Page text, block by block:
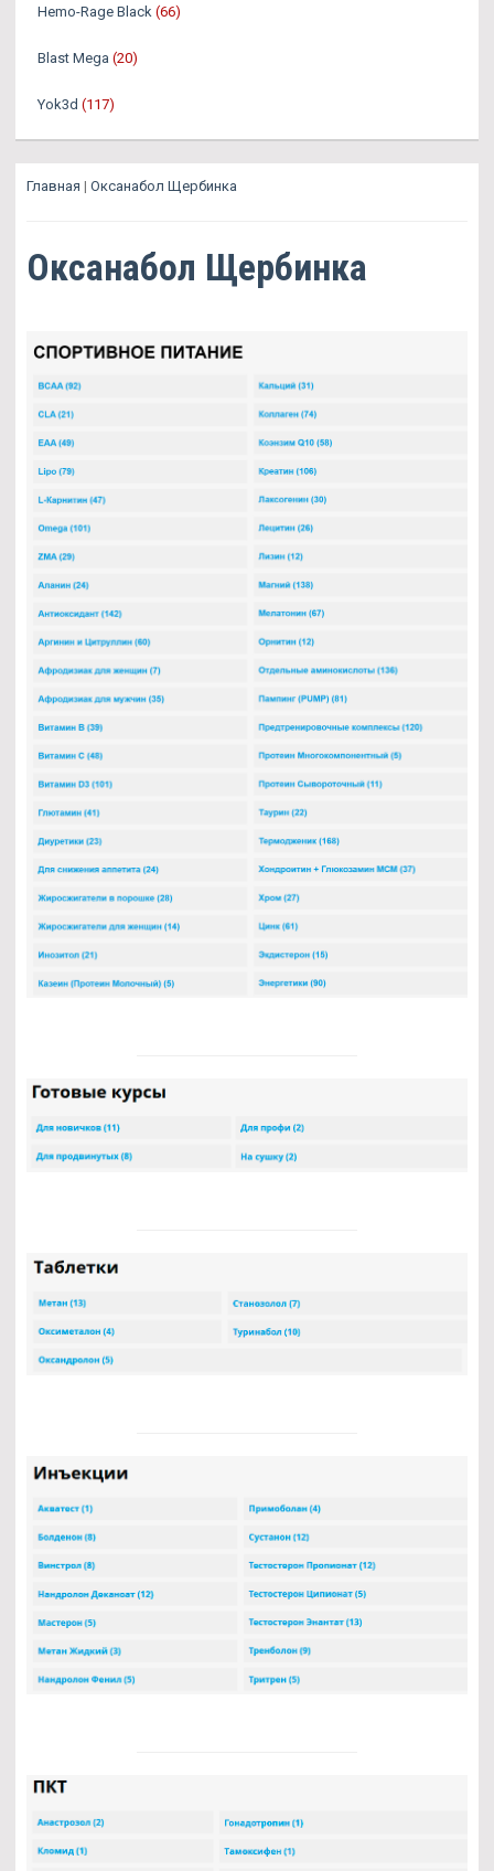
Hemo-Rage Black (66)
Blast Mega (20)
Yok3d (117)
Главная | Оксанабол Щербинка
Оксанабол Щербинка